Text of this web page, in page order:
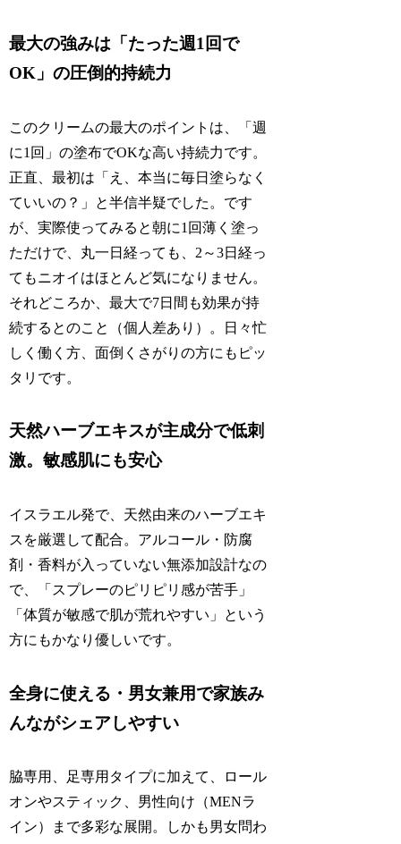
最大の強みは「たった週1回で
OK」の圧倒的持続力
このクリームの最大のポイントは、「週
に1回」の塗布でOKな高い持続力です。
正直、最初は「え、本当に毎日塗らなく
ていいの？」と半信半疑でした。です
が、実際使ってみると朝に1回薄く塗っ
ただけで、丸一日経っても、2～3日経っ
てもニオイはほとんど気になりません。
それどころか、最大で7日間も効果が持
続するとのこと（個人差あり）。日々忙
しく働く方、面倒くさがりの方にもピッ
タリです。
天然ハーブエキスが主成分で低刺
激。敏感肌にも安心
イスラエル発で、天然由来のハーブエキ
スを厳選して配合。アルコール・防腐
剤・香料が入っていない無添加設計なの
で、「スプレーのピリピリ感が苦手」
「体質が敏感で肌が荒れやすい」という
方にもかなり優しいです。
全身に使える・男女兼用で家族み
んながシェアしやすい
脇専用、足専用タイプに加えて、ロール
オンやスティック、男性向け（MENラ
イン）まで多彩な展開。しかも男女問わ